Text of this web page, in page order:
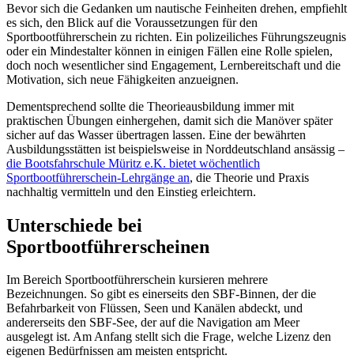
Bevor sich die Gedanken um nautische Feinheiten drehen, empfiehlt
es sich, den Blick auf die Voraussetzungen für den
Sportbootführerschein zu richten. Ein polizeiliches Führungszeugnis
oder ein Mindestalter können in einigen Fällen eine Rolle spielen,
doch noch wesentlicher sind Engagement, Lernbereitschaft und die
Motivation, sich neue Fähigkeiten anzueignen.
Dementsprechend sollte die Theorieausbildung immer mit
praktischen Übungen einhergehen, damit sich die Manöver später
sicher auf das Wasser übertragen lassen. Eine der bewährten
Ausbildungsstätten ist beispielsweise in Norddeutschland ansässig –
die Bootsfahrschule Müritz e.K. bietet wöchentlich
Sportbootführerschein-Lehrgänge an, die Theorie und Praxis
nachhaltig vermitteln und den Einstieg erleichtern.
Unterschiede bei
Sportbootführerscheinen
Im Bereich Sportbootführerschein kursieren mehrere
Bezeichnungen. So gibt es einerseits den SBF-Binnen, der die
Befahrbarkeit von Flüssen, Seen und Kanälen abdeckt, und
andererseits den SBF-See, der auf die Navigation am Meer
ausgelegt ist. Am Anfang stellt sich die Frage, welche Lizenz den
eigenen Bedürfnissen am meisten entspricht.